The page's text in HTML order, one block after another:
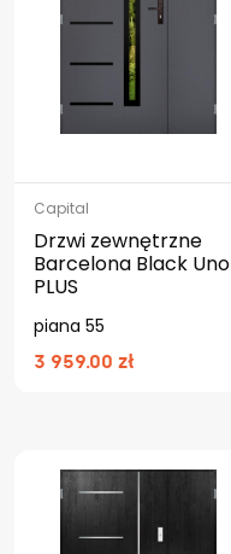
Capital
Drzwi zewnętrzne
Barcelona Black Uno
PLUS
piana 55
3 959.00 zł